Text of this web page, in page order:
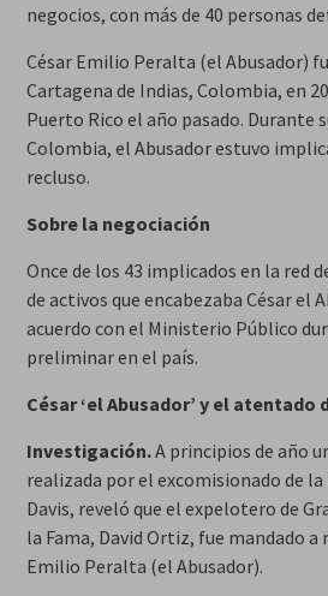
negocios, con más de 40 personas
César Emilio Peralta (el Abusador)
Cartagena de Indias, Colombia, en
Puerto Rico el año pasado. Durante
Colombia, el Abusador estuvo
recluso.
Sobre la negociación
Once de los 43 implicados en la red
de activos que encabezaba César el
acuerdo con el Ministerio Público
preliminar en el país.
César ‘el Abusador’ y el atentado
Investigación.A principios de año
realizada por el excomisionado de
Davis, reveló que el expelotero de
la Fama, David Ortiz, fue mandado a
Emilio Peralta (el Abusador).